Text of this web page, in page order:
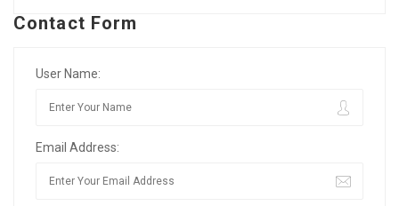
Contact Form
User Name:
Email Address: